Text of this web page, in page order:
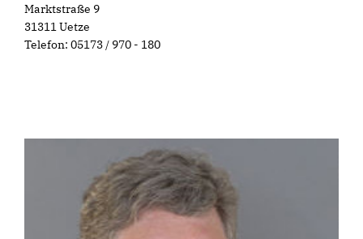
Marktstraße 9
31311 Uetze
Telefon: 05173 / 970 - 180